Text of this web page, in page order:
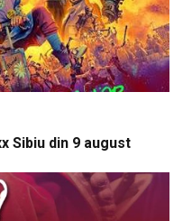
Sibiu din 9 august